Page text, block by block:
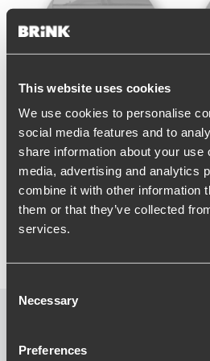
This website uses cookies
We use cookies to personalise
social media features and to
share information about your use
media, advertising and analytics
combine it with other information
them or that they’ve collected
services.
Selection
Necessary
Preferences
Design
Når NEXT ikke er i brug, er den
Anhængertrækket passer sømløst ind
det originale udseende. Takket være
konstruktion går funktionalitet og